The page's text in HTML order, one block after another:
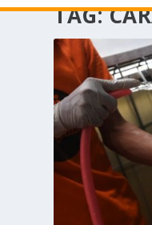
TAG: